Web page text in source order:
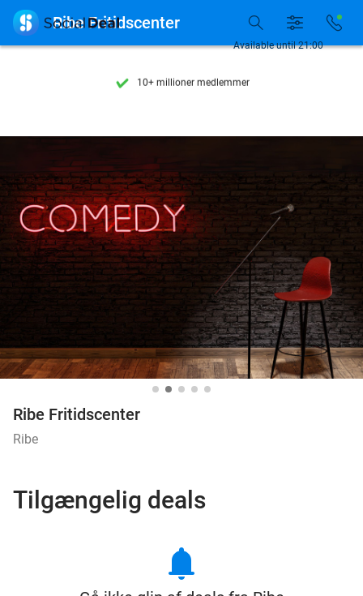
Tilgængelig 7 dage om ugen
Tilgængelig 7 dage om ugen
10+ millioner medlemmer
Available until 21:00
 Ribe Fritidscenter
Ribe Fritidscenter
Ribe
Tilgængelig deals
notifications